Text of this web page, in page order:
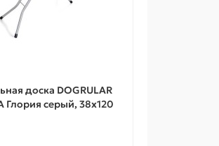
доска DOGRULAR
Глория серый, 38х120